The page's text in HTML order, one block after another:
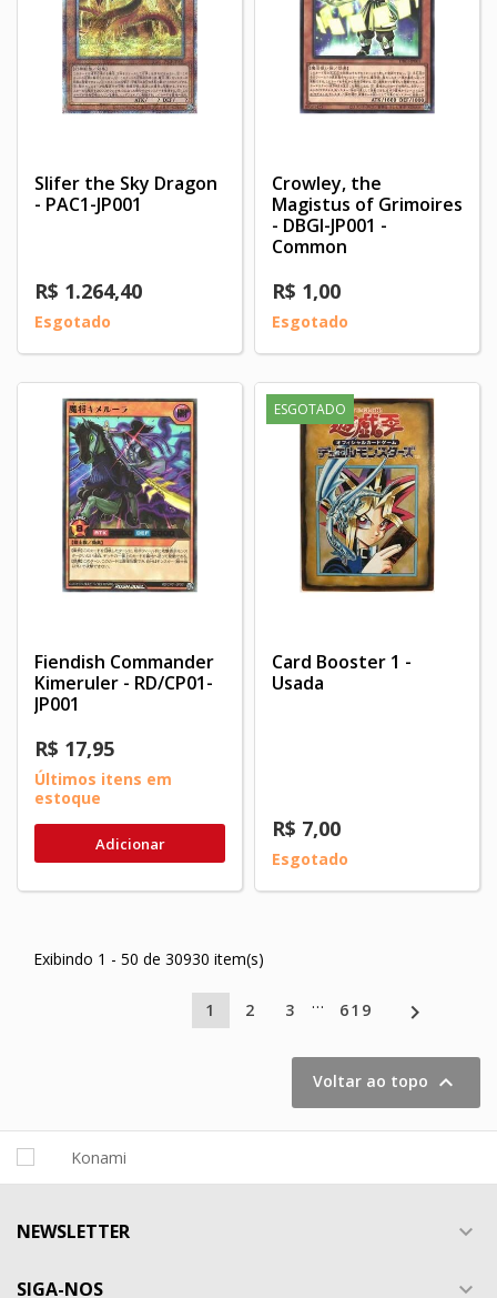
Slifer the Sky Dragon
- PAC1-JP001
R$ 1.264,40
Esgotado
Crowley, the
Magistus of Grimoires
- DBGI-JP001 -
Common
R$ 1,00
Esgotado
Fiendish Commander
Kimeruler - RD/CP01-
JP001
R$ 17,95
Últimos itens em
estoque
Adicionar
ESGOTADO
Card Booster 1 -
Usada
R$ 7,00
Esgotado
Exibindo 1 - 50 de 30930 item(s)
1 2 3 … 619 
Voltar ao topo 
NEWSLETTER 
SIGA-NOS 